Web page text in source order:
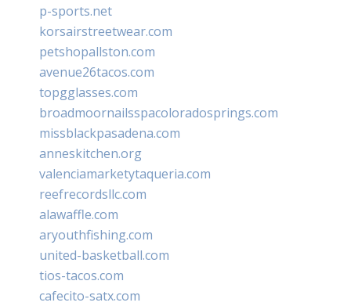
p-sports.net
korsairstreetwear.com
petshopallston.com
avenue26tacos.com
topgglasses.com
broadmoornailsspacoloradosprings.com
missblackpasadena.com
anneskitchen.org
valenciamarketytaqueria.com
reefrecordsllc.com
alawaffle.com
aryouthfishing.com
united-basketball.com
tios-tacos.com
cafecito-satx.com